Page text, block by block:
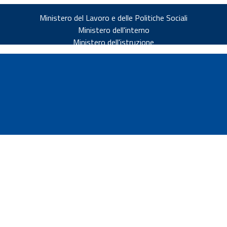
Ministero del Lavoro e delle Politiche Sociali
Ministero dell'interno
Ministero dell'istruzione